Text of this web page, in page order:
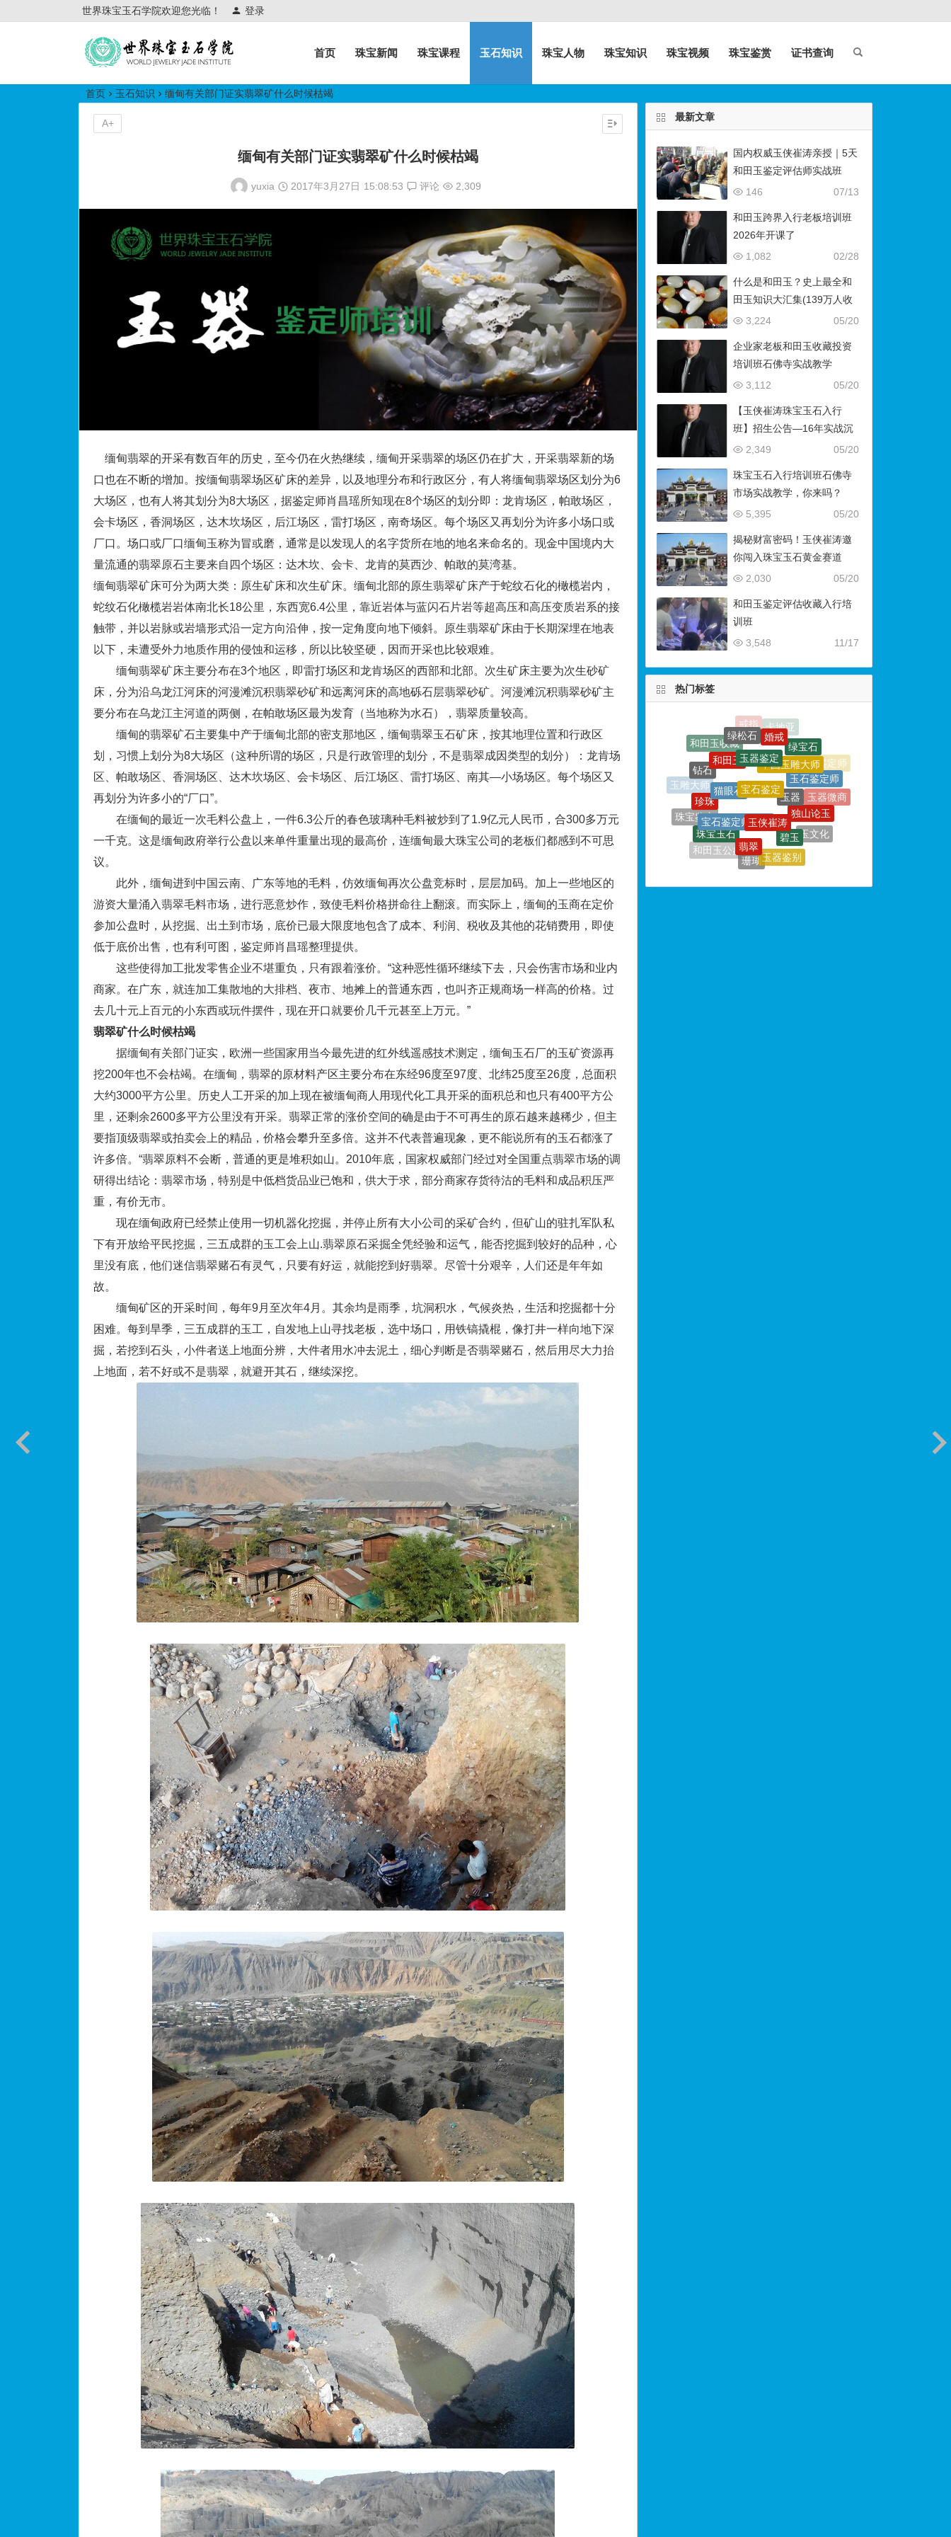
世界珠宝玉石学院欢迎您光临！ 登录
世界珠宝玉石学院培训中心
首页 珠宝新闻 珠宝课程 玉石知识 珠宝人物 珠宝知识 珠宝视频 珠宝鉴赏 证书查询
首页 玉石知识 缅甸有关部门证实翡翠矿什么时候枯竭
缅甸有关部门证实翡翠矿什么时候枯竭
yuxia 2017年3月27日 15:08:53 评论 2,309
缅甸翡翠的开采有数百年的历史，至今仍在火热继续，缅甸开采翡翠的场区仍在扩大，开采翡翠新的场
口也在不断的增加。按缅甸翡翠场区矿床的差异，以及地理分布和行政区分，有人将缅甸翡翠场区划分为6
大场区，也有人将其划分为8大场区，据鉴定师肖昌瑶所知现在8个场区的划分即：龙肯场区，帕敢场区，
会卡场区，香洞场区，达木坎场区，后江场区，雷打场区，南奇场区。每个场区又再划分为许多小场口或
厂口。场口或厂口缅甸玉称为冒或磨，通常是以发现人的名字货所在地的地名来命名的。现金中国境内大
量流通的翡翠原石主要来自四个场区：达木坎、会卡、龙肯的莫西沙、帕敢的莫湾基。
缅甸翡翠矿床可分为两大类：原生矿床和次生矿床。缅甸北部的原生翡翠矿床产于蛇纹石化的橄榄岩内，
蛇纹石化橄榄岩岩体南北长18公里，东西宽6.4公里，靠近岩体与蓝闪石片岩等超高压和高压变质岩系的接
触带，并以岩脉或岩墙形式沿一定方向沿伸，按一定角度向地下倾斜。原生翡翠矿床由于长期深埋在地表
以下，未遭受外力地质作用的侵蚀和运移，所以比较坚硬，因而开采也比较艰难。
缅甸翡翠矿床主要分布在3个地区，即雷打场区和龙肯场区的西部和北部。次生矿床主要为次生砂矿
床，分为沿乌龙江河床的河漫滩沉积翡翠砂矿和远离河床的高地砾石层翡翠砂矿。河漫滩沉积翡翠砂矿主
要分布在乌龙江主河道的两侧，在帕敢场区最为发育（当地称为水石），翡翠质量较高。
缅甸的翡翠矿石主要集中产于缅甸北部的密支那地区，缅甸翡翠玉石矿床，按其地理位置和行政区
划，习惯上划分为8大场区（这种所谓的场区，只是行政管理的划分，不是翡翠成因类型的划分）：龙肯场
区、帕敢场区、香洞场区、达木坎场区、会卡场区、后江场区、雷打场区、南其—小场场区。每个场区又
再划分为许多小的“厂口”。
在缅甸的最近一次毛料公盘上，一件6.3公斤的春色玻璃种毛料被炒到了1.9亿元人民币，合300多万元
一千克。这是缅甸政府举行公盘以来单件重量出现的最高价，连缅甸最大珠宝公司的老板们都感到不可思
议。
此外，缅甸进到中国云南、广东等地的毛料，仿效缅甸再次公盘竞标时，层层加码。加上一些地区的
游资大量涌入翡翠毛料市场，进行恶意炒作，致使毛料价格拼命往上翻滚。而实际上，缅甸的玉商在定价
参加公盘时，从挖掘、出土到市场，底价已最大限度地包含了成本、利润、税收及其他的花销费用，即使
低于底价出售，也有利可图，鉴定师肖昌瑶整理提供。
这些使得加工批发零售企业不堪重负，只有跟着涨价。“这种恶性循环继续下去，只会伤害市场和业内
商家。在广东，就连加工集散地的大排档、夜市、地摊上的普通东西，也叫齐正规商场一样高的价格。过
去几十元上百元的小东西或玩件摆件，现在开口就要价几千元甚至上万元。”
翡翠矿什么时候枯竭
据缅甸有关部门证实，欧洲一些国家用当今最先进的红外线遥感技术测定，缅甸玉石厂的玉矿资源再
挖200年也不会枯竭。在缅甸，翡翠的原材料产区主要分布在东经96度至97度、北纬25度至26度，总面积
大约3000平方公里。历史人工开采的加上现在被缅甸商人用现代化工具开采的面积总和也只有400平方公
里，还剩余2600多平方公里没有开采。翡翠正常的涨价空间的确是由于不可再生的原石越来越稀少，但主
要指顶级翡翠或拍卖会上的精品，价格会攀升至多倍。这并不代表普遍现象，更不能说所有的玉石都涨了
许多倍。“翡翠原料不会断，普通的更是堆积如山。2010年底，国家权威部门经过对全国重点翡翠市场的调
研得出结论：翡翠市场，特别是中低档货品业已饱和，供大于求，部分商家存货待沽的毛料和成品积压严
重，有价无市。
现在缅甸政府已经禁止使用一切机器化挖掘，并停止所有大小公司的采矿合约，但矿山的驻扎军队私
下有开放给平民挖掘，三五成群的玉工会上山.翡翠原石采掘全凭经验和运气，能否挖掘到较好的品种，心
里没有底，他们迷信翡翠赌石有灵气，只要有好运，就能挖到好翡翠。尽管十分艰辛，人们还是年年如
故。
缅甸矿区的开采时间，每年9月至次年4月。其余均是雨季，坑洞积水，气候炎热，生活和挖掘都十分
困难。每到旱季，三五成群的玉工，自发地上山寻找老板，选中场口，用铁镐撬棍，像打井一样向地下深
掘，若挖到石头，小件者送上地面分辨，大件者用水冲去泥土，细心判断是否翡翠赌石，然后用尽大力抬
上地面，若不好或不是翡翠，就避开其石，继续深挖。
A+
最新文章
国内权威玉侠崔涛亲授｜5天
和田玉鉴定评估师实战班
（石佛寺9月开班）
07/13
146
和田玉跨界入行老板培训班
2026年开课了
02/28
1,082
什么是和田玉？史上最全和
田玉知识大汇集(139万人收
藏）
05/20
3,224
企业家老板和田玉收藏投资
培训班石佛寺实战教学
05/20
3,112
【玉侠崔涛珠宝玉石入行
班】招生公告—16年实战沉
淀，助你叩开财富与传承之
05/20
2,349
珠宝玉石入行培训班石佛寺
市场实战教学，你来吗？
05/20
5,395
揭秘财富密码！玉侠崔涛邀
你闯入珠宝玉石黄金赛道
05/20
2,030
和田玉鉴定评估收藏入行培
训班
11/17
3,548
热门标签
玉雕大师
钻石
和田玉
玉器鉴定
中国玉雕大师
玉石鉴定师
玉器微商
黄金
碧玺
和田玉鉴定师
祖母绿
欧泊
和田玉鉴定
珠宝鉴定
珍珠
猫眼石宝石鉴定
玉器
独山论玉
玉文化
宝格丽
玛瑙
摩根石
和田玉公盘
珠宝玉石
宝石鉴定师培训
碧玉
玉器鉴别
珊瑚